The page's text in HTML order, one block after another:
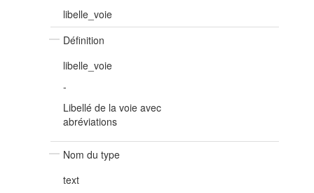
libelle_voie
Définition
libelle_voie
-
Libellé de la voie avec
abréviations
Nom du type
text